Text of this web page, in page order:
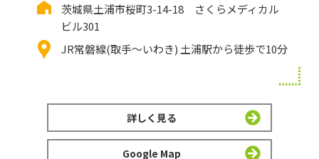
茨城県土浦市桜町3-14-18 さくらメディカル
ビル301
JR常磐線(取手～いわき) 土浦駅から徒歩で10分
詳しく見る
Google Map